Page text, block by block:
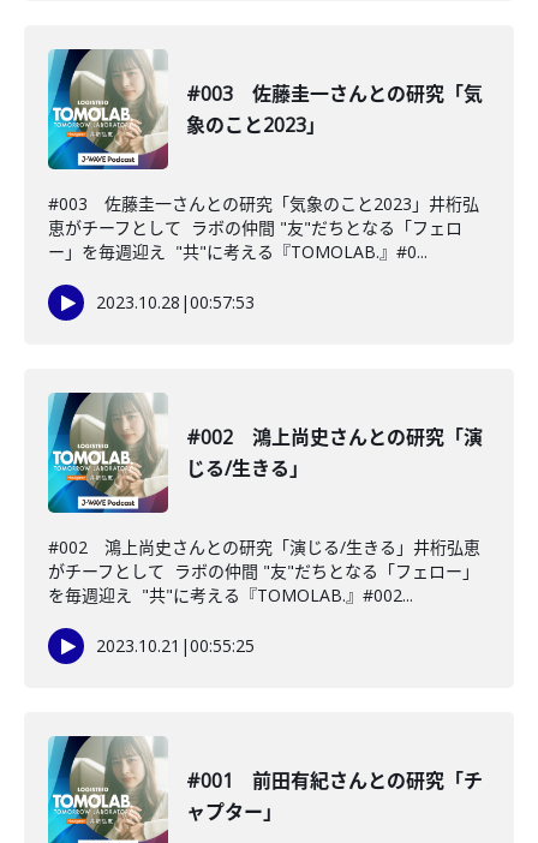
#003 佐藤圭一さんとの研究「気
象のこと2023」
#003 佐藤圭一さんとの研究「気象のこと2023」井桁弘
恵がチーフとして ラボの仲間 "友"だちとなる「フェロ
ー」を毎週迎え "共"に考える『TOMOLAB.』#0...
2023.10.28 |00:57:53
#002 鴻上尚史さんとの研究「演
じる/生きる」
#002 鴻上尚史さんとの研究「演じる/生きる」井桁弘恵
がチーフとして ラボの仲間 "友"だちとなる「フェロー」
を毎週迎え "共"に考える『TOMOLAB.』#002...
2023.10.21 |00:55:25
#001 前田有紀さんとの研究「チ
ャプター」